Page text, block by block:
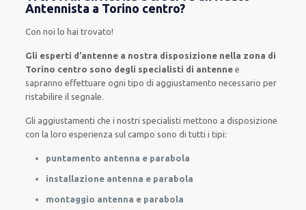
Antennista a Torino centro?
Con noi lo hai trovato!
Gli esperti d’antenne a nostra disposizione nella zona di
Torino centro sono degli specialisti di antenne e
saprannoeffettuare ogni tipo di aggiustamento necessario per
ristabilire il segnale.
Gli aggiustamenti che i nostri specialisti mettono a disposizione
con la loro esperienza sul campo sono di tutti i tipi:
puntamento antenna e parabola
installazione antenna e parabola
montaggio antenna e parabola